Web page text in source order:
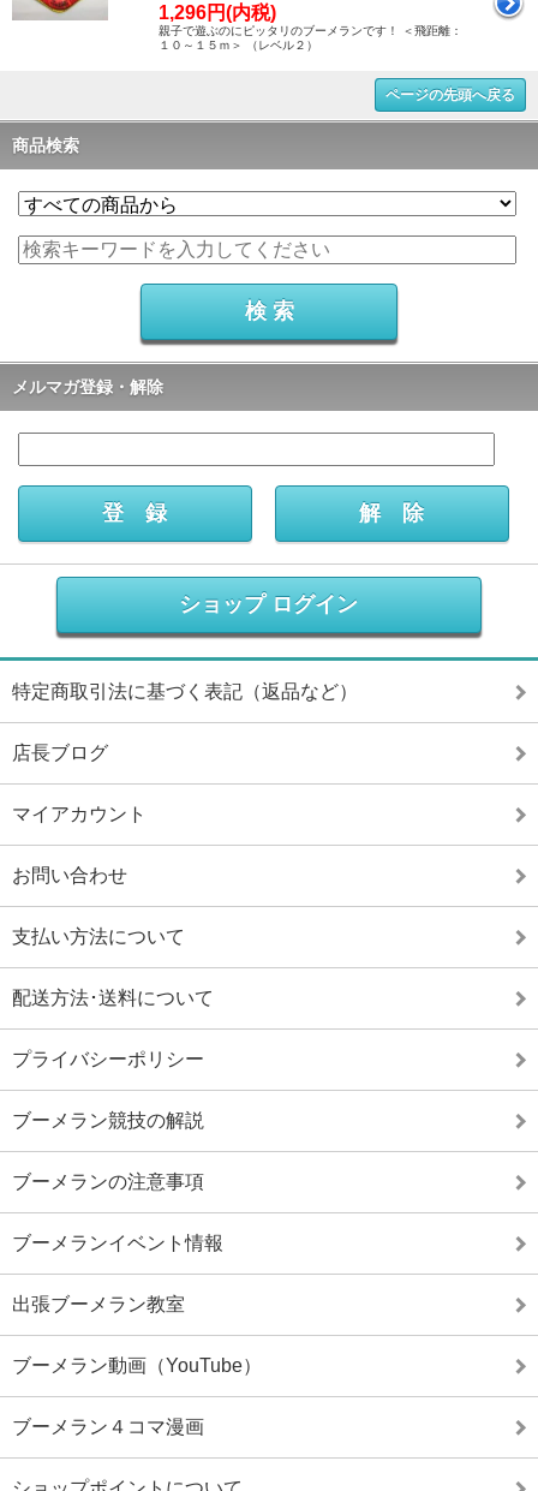
1,296円(内税)
親子で遊ぶのにピッタリのブーメランです！ ＜飛距離：
１０～１５ｍ＞ （レベル２）
ページの先頭へ戻る
商品検索
メルマガ登録・解除
ショップ ログイン
特定商取引法に基づく表記（返品など）
店長ブログ
マイアカウント
お問い合わせ
支払い方法について
配送方法･送料について
プライバシーポリシー
ブーメラン競技の解説
ブーメランの注意事項
ブーメランイベント情報
出張ブーメラン教室
ブーメラン動画（YouTube）
ブーメラン４コマ漫画